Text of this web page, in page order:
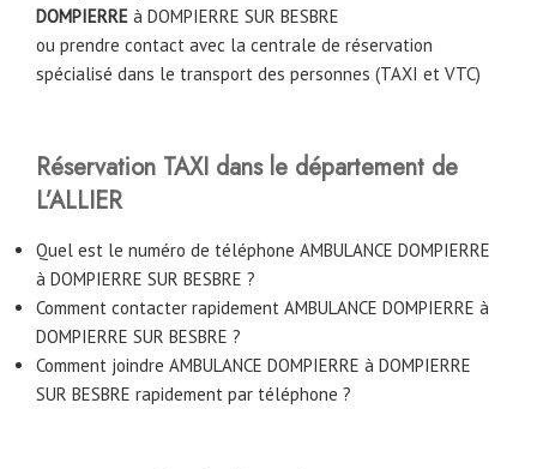
DOMPIERRE à DOMPIERRE SUR BESBRE
ou prendre contact avec la centrale de réservation
spécialisé dans le transport des personnes (TAXI et VTC)
Réservation TAXI dans le département de
L’ALLIER
Quel est le numéro de téléphone AMBULANCE DOMPIERRE
à DOMPIERRE SUR BESBRE ?
Comment contacter rapidement AMBULANCE DOMPIERRE à
DOMPIERRE SUR BESBRE ?
Comment joindre AMBULANCE DOMPIERRE à DOMPIERRE
SUR BESBRE rapidement par téléphone ?